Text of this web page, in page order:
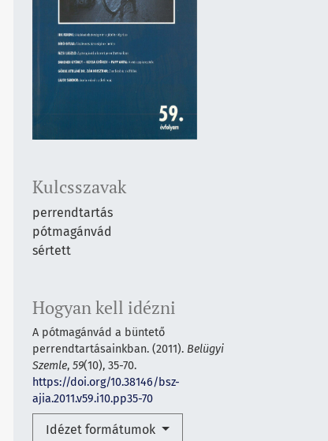
Kulcsszavak
perrendtartás
pótmagánvád
sértett
Hogyan kell idézni
A pótmagánvád a büntető
perrendtartásainkban. (2011). Belügyi
Szemle, 59(10), 35-70.
https://doi.org/10.38146/bsz-
ajia.2011.v59.i10.pp35-70
Idézet formátumok